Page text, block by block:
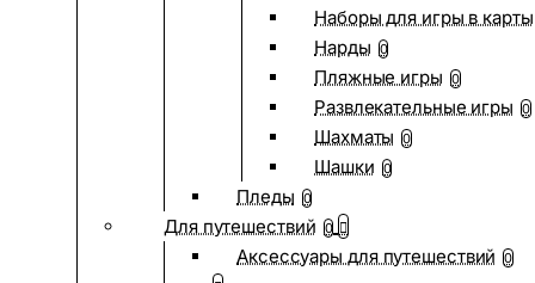
Наборы для игры в карты
Нарды 0
Пляжные игры 0
Развлекательные игры 0
Шахматы 0
Шашки 0
Пледы 0
Для путешествий 0
Аксессуары для путешествий 0